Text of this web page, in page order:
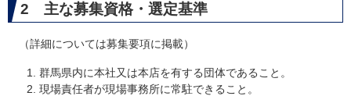
2 主な募集資格・選定基準
（詳細については募集要項に掲載）
群馬県内に本社又は本店を有する団体であること。
現場責任者が現場事務所に常駐できること。